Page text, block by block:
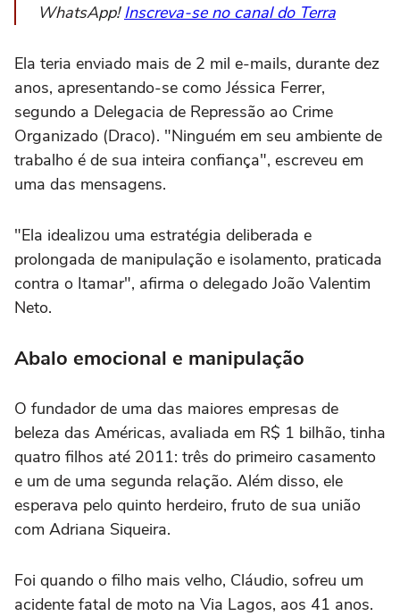
WhatsApp!Inscreva-se no canal do Terra
Ela teria enviado mais de 2 mil e-mails, durante dez
anos, apresentando-se como Jéssica Ferrer,
segundo a Delegacia de Repressão ao Crime
Organizado (Draco). "Ninguém em seu ambiente de
trabalho é de sua inteira confiança", escreveu em
uma das mensagens.
"Ela idealizou uma estratégia deliberada e
prolongada de manipulação e isolamento, praticada
contra o Itamar", afirma o delegado João Valentim
Neto.
Abalo emocional e manipulação
O fundador de uma das maiores empresas de
beleza das Américas, avaliada em R$ 1 bilhão, tinha
quatro filhos até 2011: três do primeiro casamento
e um de uma segunda relação. Além disso, ele
esperava pelo quinto herdeiro, fruto de sua união
com Adriana Siqueira.
Foi quando o filho mais velho, Cláudio, sofreu um
acidente fatal de moto na Via Lagos, aos 41 anos.